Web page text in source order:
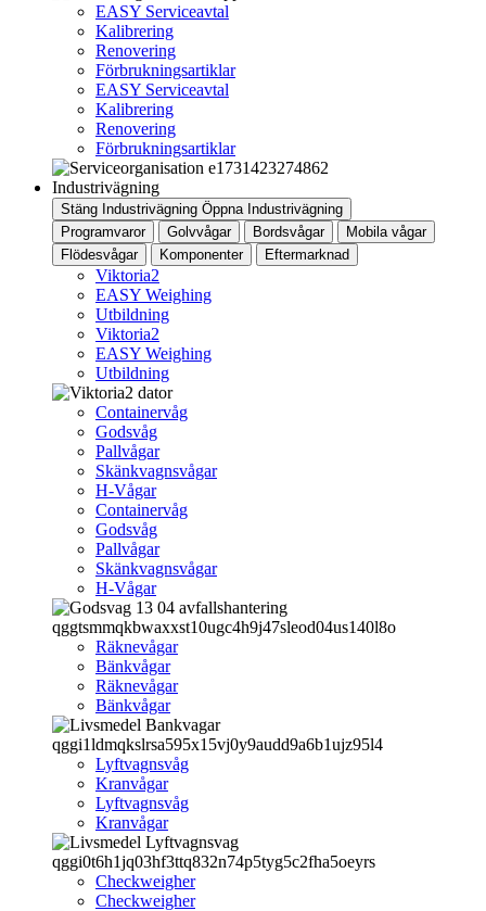
EASY Serviceavtal
Kalibrering
Renovering
Förbrukningsartiklar
EASY Serviceavtal
Kalibrering
Renovering
Förbrukningsartiklar
Industrivägning
Stäng Industrivägning Öppna Industrivägning
Programvaror
Golvvågar Bordsvågar
Mobila vågar
Flödesvågar
Komponenter Eftermarknad
Viktoria2
EASY Weighing
Utbildning
Viktoria2
EASY Weighing
Utbildning
Containervåg
Godsvåg
Pallvågar
Skänkvagnsvågar
H-Vågar
Containervåg
Godsvåg
Pallvågar
Skänkvagnsvågar
H-Vågar
Räknevågar
Bänkvågar
Räknevågar
Bänkvågar
Lyftvagnsvåg
Kranvågar
Lyftvagnsvåg
Kranvågar
Checkweigher
Checkweigher